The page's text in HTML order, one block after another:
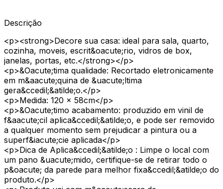
Descrição
<p><strong>Decore sua casa: ideal para sala, quarto,
cozinha, moveis, escrit&oacute;rio, vidros de box,
janelas, portas, etc.</strong></p>
<p>&Oacute;tima qualidade: Recortado eletronicamente
em m&aacute;quina de &uacute;ltima
gera&ccedil;&atilde;o.</p>
<p>Medida: 120 x 58cm</p>
<p>&Oacute;timo acabamento: produzido em vinil de
f&aacute;cil aplica&ccedil;&atilde;o, e pode ser removido
a qualquer momento sem prejudicar a pintura ou a
superf&iacute;cie aplicada</p>
<p>Dica de Aplica&ccedil;&atilde;o : Limpe o local com
um pano &uacute;mido, certifique-se de retirar todo o
p&oacute; da parede para melhor fixa&ccedil;&atilde;o do
produto.</p>